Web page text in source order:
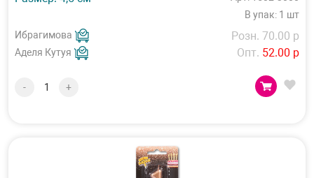
В упак: 1 шт
Ибрагимова
Аделя Кутуя
Розн. 70.00 р
Опт. 52.00 р
- +